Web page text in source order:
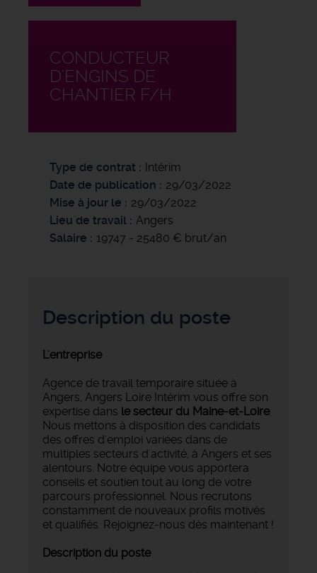
CONDUCTEUR
D'ENGINS DE
CHANTIER F/H
Type de contrat
Intérim
Date de publication
29/03/2022
Mise à jour le
29/03/2022
Lieu de travail
Angers
Salaire
19747 - 25480 € brut/an
Description du poste
L'entreprise
Agence de travail temporaire située à
Angers, Angers Loire Intérim vous offre son
expertise dans le secteur du Maine-et-Loire.
Nous mettons à disposition des candidats
des offres d'emploi variées dans de
multiples secteurs d'activité, à Angers et ses
alentours. Notre équipe vous apportera
conseils et soutien tout au long de votre
parcours professionnel. Nous recrutons
constamment de nouveaux profils motivés
et qualifiés. Rejoignez-nous dès maintenant !
Description du poste